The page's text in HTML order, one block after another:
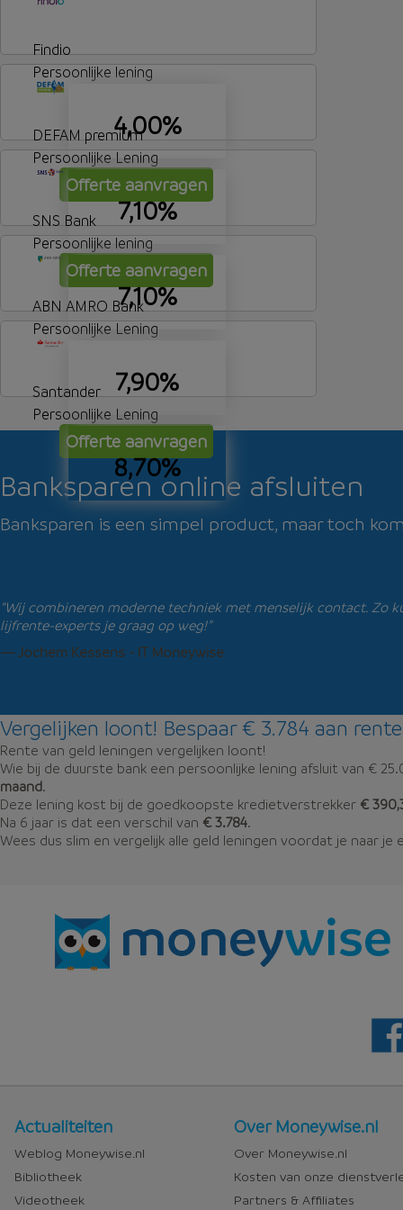
Findio
Persoonlijke lening
4,00%
Offerte aanvragen
DEFAM premium
Persoonlijke Lening
7,10%
Offerte aanvragen
SNS Bank
Persoonlijke lening
7,10%
ABN AMRO Bank
Persoonlijke Lening
7,90%
Offerte aanvragen
Santander
Persoonlijke Lening
8,70%
Banksparen online afsluiten
Banksparen is een simpel product, maar toch
“Wij combineren moderne techniek met menselijk contact. Zo
lijfrente-experts je graag op weg!”
— Jochem Kessens - IT Moneywise
Vergelijken loont! Bespaar € 3.784 aan
Rente van geld leningen vergelijken loont!
Wie bij de duurste bank een persoonlijke lening afsluit van €
maand.
Deze lening kost bij de goedkoopste kredietverstrekker €
Na 6 jaar is dat een verschil van € 3.784.
Wees dus slim en vergelijk alle geld leningen voordat je naar je
Nieuws
en
media
Actualiteiten
Weblog Moneywise.nl
Bibliotheek
Videotheek
Over
Moneywise
Over Moneywise.nl
Over Moneywise.nl
Kosten van onze
Partners & Affiliates